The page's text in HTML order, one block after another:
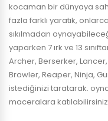
kocaman bir dünyaya
fazla farklı yaratık,
sıkılmadan
yaparken 7 ırk ve 13
Archer, Berserker,
Brawler, Reaper, Ninja,
istediğinizi taratarak.
maceralara